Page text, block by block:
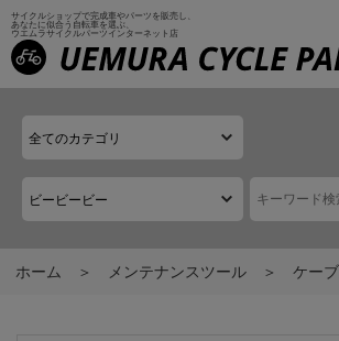
サイクルショップで完成車やパーツを販売し、
あなたに似合う自転車を選ぶ、
ウエムラサイクルパーツインターネット店
ホーム メンテナンスツール ケー